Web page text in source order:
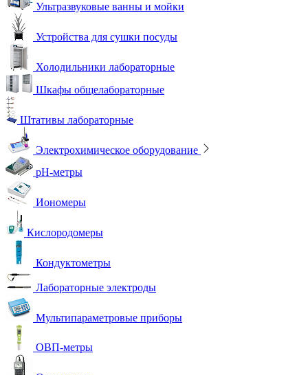
Ультразвуковые ванны и мойки
Устройства для сушки посуды
Холодильники лабораторные
Шкафы общелабораторные
Штативы лабораторные
Электрохимическое оборудование
pH-метры
Иономеры
Кислородомеры
Кондуктометры
Лабораторные электроды
Мультипараметровые приборы
ОВП-метры